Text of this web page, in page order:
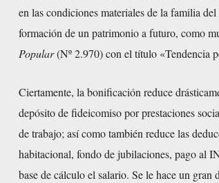
en las condiciones materiales de la familia
formación de un patrimonio a futuro, como
Popular(Nº 2.970) con el título «Tendencia
Ciertamente, la bonificación reduce
depósito de fideicomiso por prestaciones
de trabajo; así como también reduce las
habitacional, fondo de jubilaciones, pago al
base de cálculo el salario. Se le hace un